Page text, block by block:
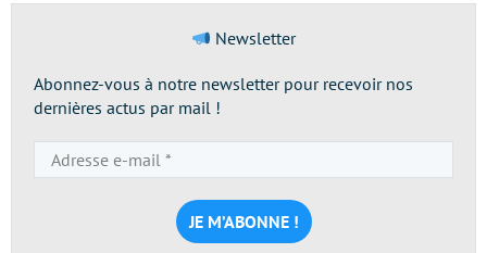
Newsletter
Abonnez-vous à notre newsletter pour recevoir nos
dernières actus par mail !
e-
mail
*